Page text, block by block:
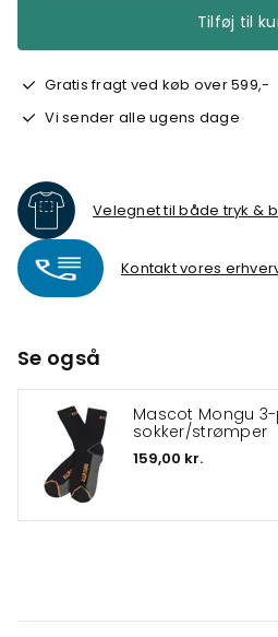
Tilføj til
Gratis fragt ved køb over 599,-
Vi sender alle ugens dage
Velegnet til både tryk &
Kontakt vores
Se også
Mascot Mongu
sokker/strømper
159,00 kr.